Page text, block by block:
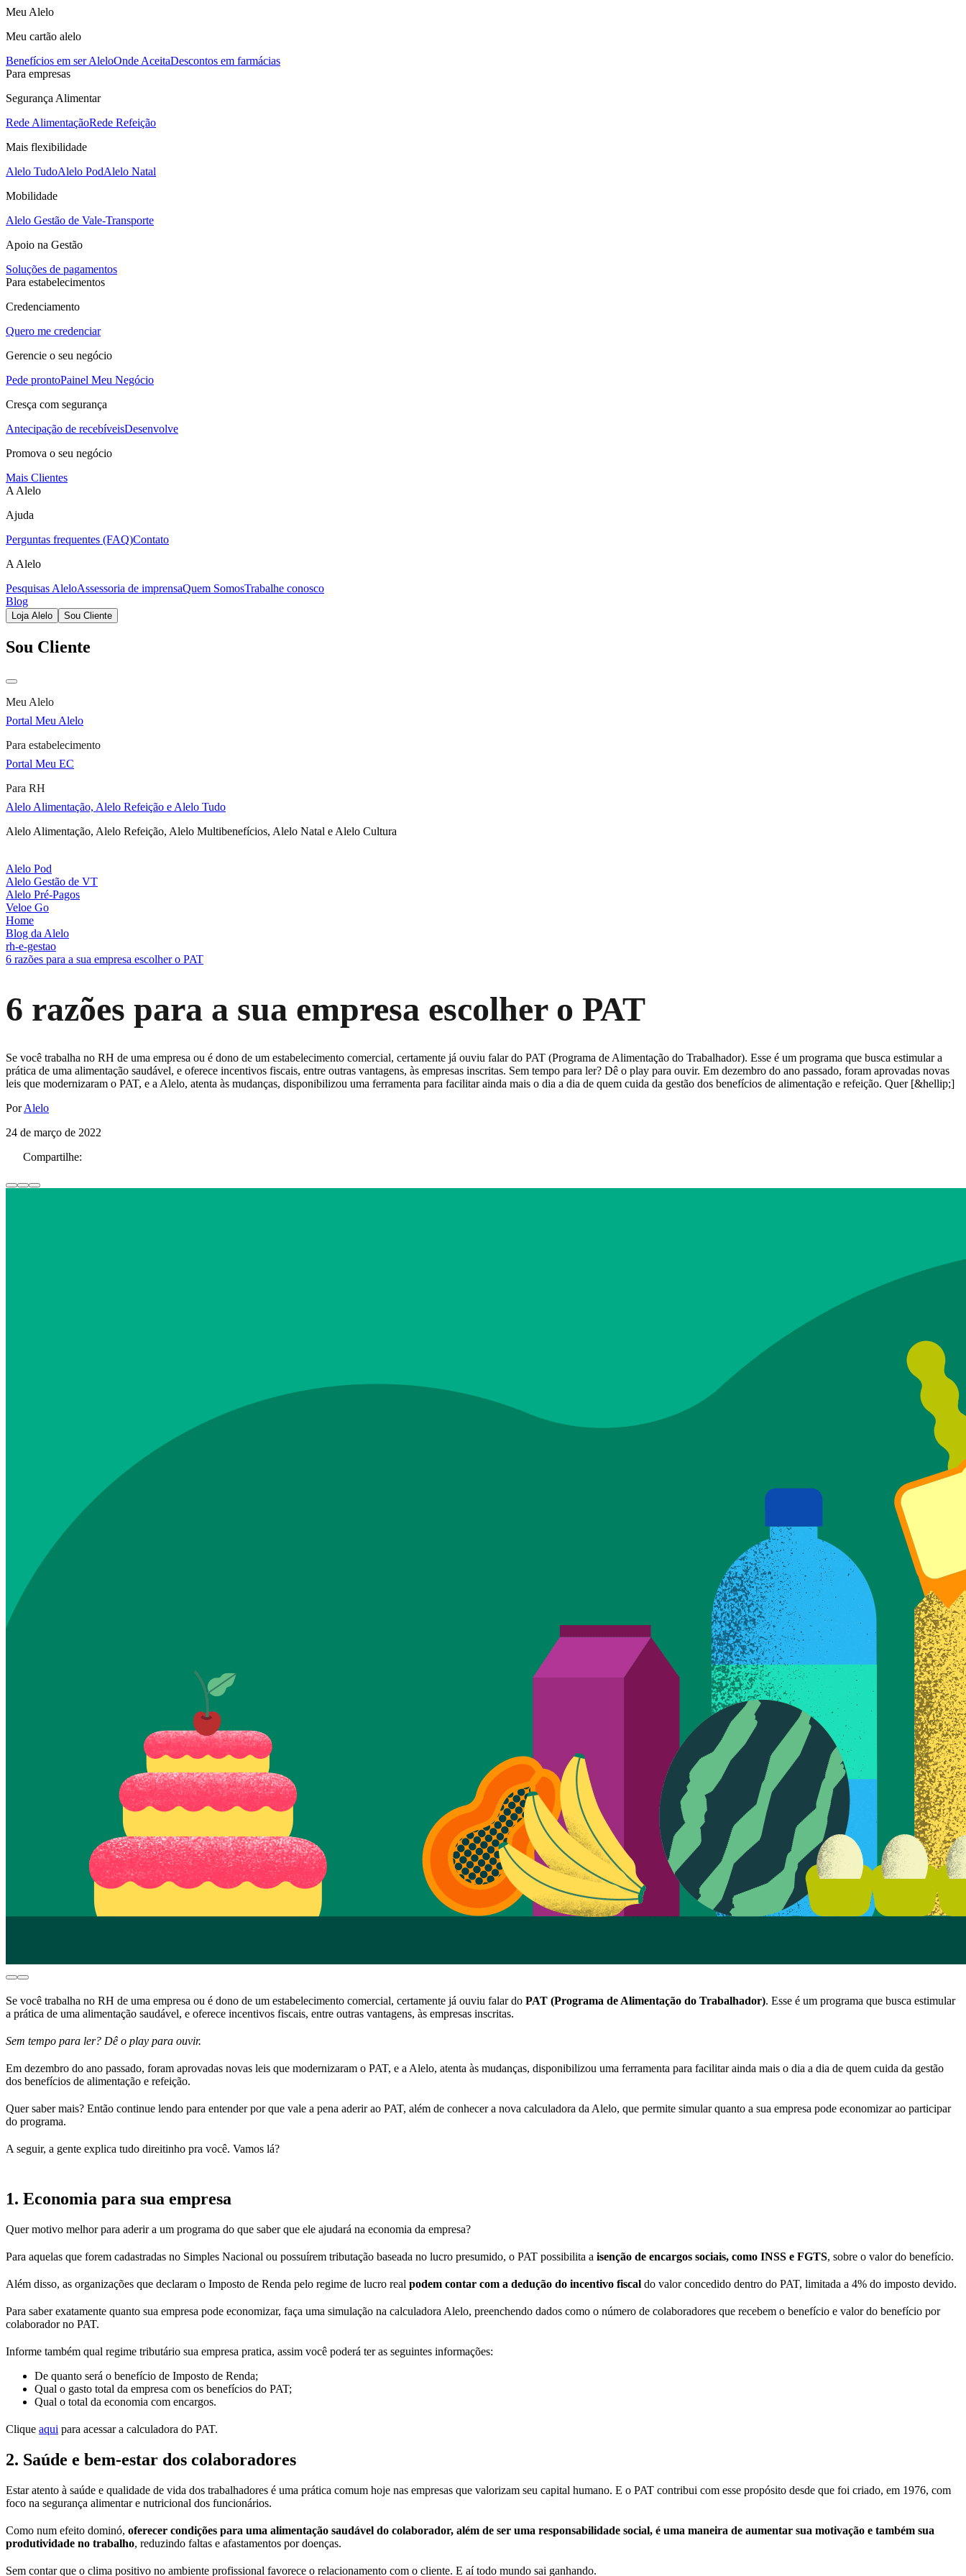
Meu Alelo
Meu cartão alelo
Benefícios em ser AleloOnde AceitaDescontos em farmácias
Para empresas
Segurança Alimentar
Rede AlimentaçãoRede Refeição
Mais flexibilidade
Alelo TudoAlelo PodAlelo Natal
Mobilidade
Alelo Gestão de Vale-Transporte
Apoio na Gestão
Soluções de pagamentos
Para estabelecimentos
Credenciamento
Quero me credenciar
Gerencie o seu negócio
Pede prontoPainel Meu Negócio
Cresça com segurança
Antecipação de recebíveisDesenvolve
Promova o seu negócio
Mais Clientes
A Alelo
Ajuda
Perguntas frequentes (FAQ)Contato
A Alelo
Pesquisas AleloAssessoria de imprensaQuem SomosTrabalhe conosco
Blog
Loja Alelo Sou Cliente
Sou Cliente
Meu Alelo
Portal Meu Alelo
Para estabelecimento
Portal Meu EC
Para RH
Alelo Alimentação, Alelo Refeição e Alelo Tudo
Alelo Alimentação, Alelo Refeição, Alelo Multibenefícios, Alelo Natal e Alelo Cultura
Alelo Pod
Alelo Gestão de VT
Alelo Pré-Pagos
Veloe Go
Home
Blog da Alelo
rh-e-gestao
6 razões para a sua empresa escolher o PAT
6 razões para a sua empresa escolher o PAT
Se você trabalha no RH de uma empresa ou é dono de um estabelecimento comercial, certamente já ouviu falar do PAT (Programa de Alimentação do Trabalhador). Esse é um programa que busca estimular a
prática de uma alimentação saudável, e oferece incentivos fiscais, entre outras vantagens, às empresas inscritas. Sem tempo para ler? Dê o play para ouvir. Em dezembro do ano passado, foram aprovadas novas
leis que modernizaram o PAT, e a Alelo, atenta às mudanças, disponibilizou uma ferramenta para facilitar ainda mais o dia a dia de quem cuida da gestão dos benefícios de alimentação e refeição. Quer [&hellip;]
PorAlelo
24 de março de 2022
Compartilhe:
Se você trabalha no RH de uma empresa ou é dono de um estabelecimento comercial, certamente já ouviu falar do PAT (Programa de Alimentação do Trabalhador). Esse é um programa que busca estimular
a prática de uma alimentação saudável, e oferece incentivos fiscais, entre outras vantagens, às empresas inscritas.
Sem tempo para ler? Dê o play para ouvir.
Em dezembro do ano passado, foram aprovadas novas leis que modernizaram o PAT, e a Alelo, atenta às mudanças, disponibilizou uma ferramenta para facilitar ainda mais o dia a dia de quem cuida da gestão
dos benefícios de alimentação e refeição.
Quer saber mais? Então continue lendo para entender por que vale a pena aderir ao PAT, além de conhecer a nova calculadora da Alelo, que permite simular quanto a sua empresa pode economizar ao participar
do programa.
A seguir, a gente explica tudo direitinho pra você. Vamos lá?
1. Economia para sua empresa
Quer motivo melhor para aderir a um programa do que saber que ele ajudará na economia da empresa?
Para aquelas que forem cadastradas no Simples Nacional ou possuírem tributação baseada no lucro presumido, o PAT possibilita a isenção de encargos sociais, como INSS e FGTS, sobre o valor do benefício.
Além disso, as organizações que declaram o Imposto de Renda pelo regime de lucro real podem contar com a dedução do incentivo fiscal do valor concedido dentro do PAT, limitada a 4% do imposto devido.
Para saber exatamente quanto sua empresa pode economizar, faça uma simulação na calculadora Alelo, preenchendo dados como o número de colaboradores que recebem o benefício e valor do benefício por
colaborador no PAT.
Informe também qual regime tributário sua empresa pratica, assim você poderá ter as seguintes informações:
De quanto será o benefício de Imposto de Renda;
Qual o gasto total da empresa com os benefícios do PAT;
Qual o total da economia com encargos.
Clique aqui para acessar a calculadora do PAT.
2. Saúde e bem-estar dos colaboradores
Estar atento à saúde e qualidade de vida dos trabalhadores é uma prática comum hoje nas empresas que valorizam seu capital humano. E o PAT contribui com esse propósito desde que foi criado, em 1976, com
foco na segurança alimentar e nutricional dos funcionários.
Como num efeito dominó, oferecer condições para uma alimentação saudável do colaborador, além de ser uma responsabilidade social, é uma maneira de aumentar sua motivação e também sua
produtividade no trabalho, reduzindo faltas e afastamentos por doenças.
Sem contar que o clima positivo no ambiente profissional favorece o relacionamento com o cliente. E aí todo mundo sai ganhando.